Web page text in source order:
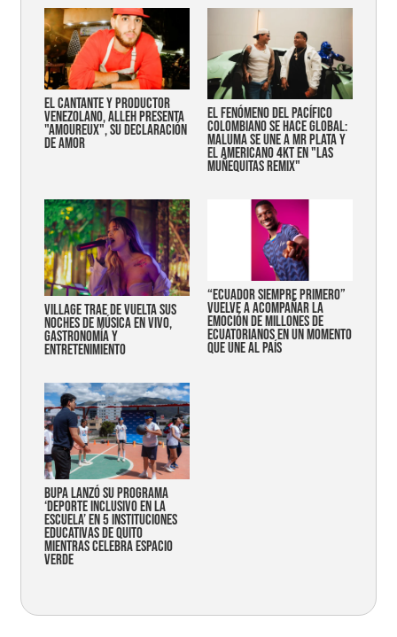
EL CANTANTE Y PRODUCTOR
VENEZOLANO, ALLEH PRESENTA
"AMOUREUX", SU DECLARACIÓN
DE AMOR
EL FENÓMENO DEL PACÍFICO
COLOMBIANO SE HACE GLOBAL:
MALUMA SE UNE A MR PLATA Y
EL AMERICANO 4KT EN "LAS
MUÑEQUITAS REMIX"
Village trae de vuelta sus
noches de música en vivo,
gastronomía y
entretenimiento
“Ecuador siempre primero”
vuelve a acompañar la
emoción de millones de
ecuatorianos en un momento
que une al país
Bupa lanzó su programa
‘Deporte Inclusivo en la
Escuela’ en 5 instituciones
educativas de Quito
mientras celebra espacio
verde